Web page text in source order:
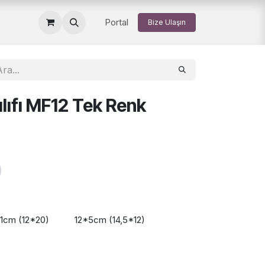
Portal Bize Ulaşın
MF12 Tek Renk
(12*20) 12*5cm (14,5*12)